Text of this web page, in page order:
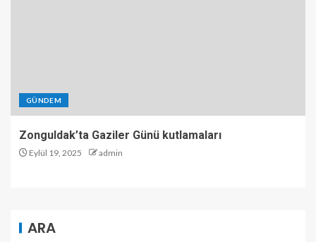
GÜNDEM
Zonguldak’ta Gaziler Günü kutlamaları
Eylül 19, 2025 admin
ARA